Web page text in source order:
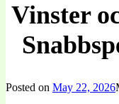
Vinster
Posted on May 22, 2026